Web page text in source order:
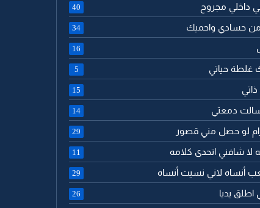
داخلي مجروح 40
حسادي واحميك 34
16
غلطة حياتي 5
15
سالت دمعتي 14
لو حصل مني قصور 29
لا شافني اتحدى كلامه 11
أنساه لاني نسيت أنساه 29
اطلق يديا 26